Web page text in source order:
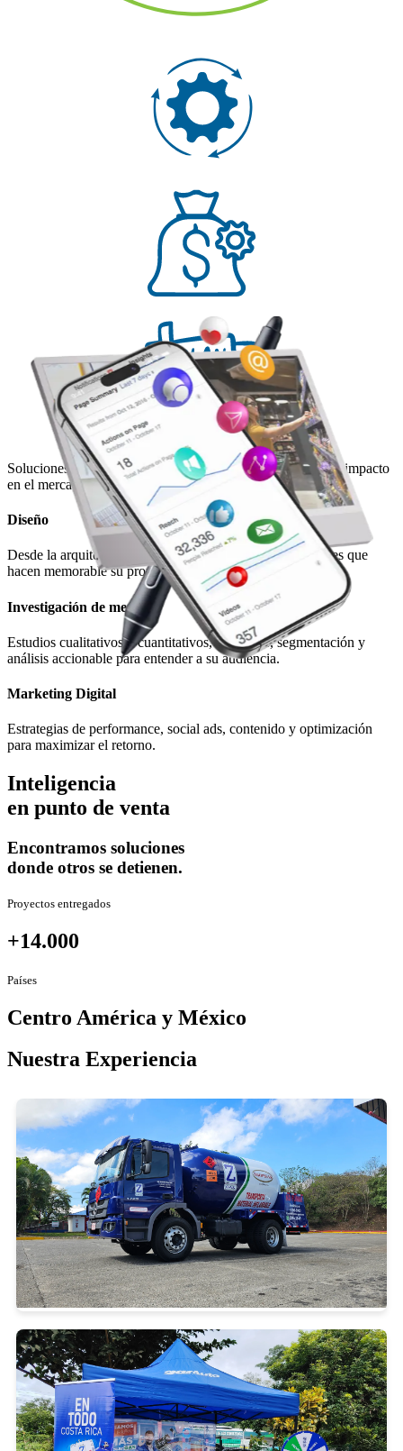
Soluciones pensadas para cada etapa: desde la idea hasta el impacto
en el mercado.
Diseño
Desde la arquitectura de marca, identidad visual y mensajes que
hacen memorable su propuesta.
Investigación de mercado
Estudios cualitativos y cuantitativos, encuestas, segmentación y
análisis accionable para entender a su audiencia.
Marketing Digital
Estrategias de performance, social ads, contenido y optimización
para maximizar el retorno.
Inteligencia
en punto de venta
Encontramos soluciones
donde otros se detienen.
Proyectos entregados
+14.000
Países
Centro América y México
Nuestra Experiencia